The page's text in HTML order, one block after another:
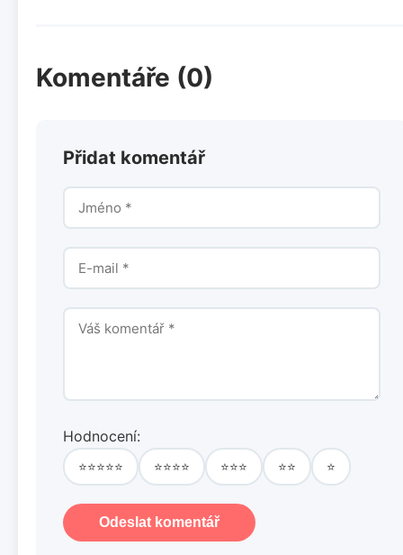
Komentáře (0)
Přidat komentář
Hodnocení:
⭐⭐⭐⭐⭐ ⭐⭐⭐⭐ ⭐⭐⭐ ⭐⭐ ⭐
Odeslat komentář